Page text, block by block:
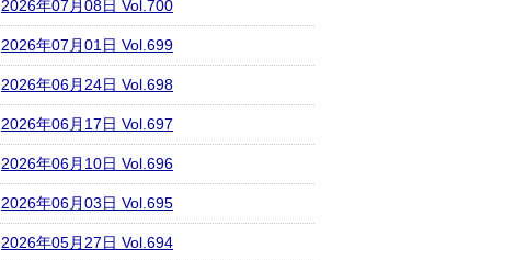
2026年07月08日 Vol.700
2026年07月01日 Vol.699
2026年06月24日 Vol.698
2026年06月17日 Vol.697
2026年06月10日 Vol.696
2026年06月03日 Vol.695
2026年05月27日 Vol.694